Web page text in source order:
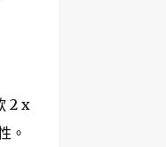
2 x
。